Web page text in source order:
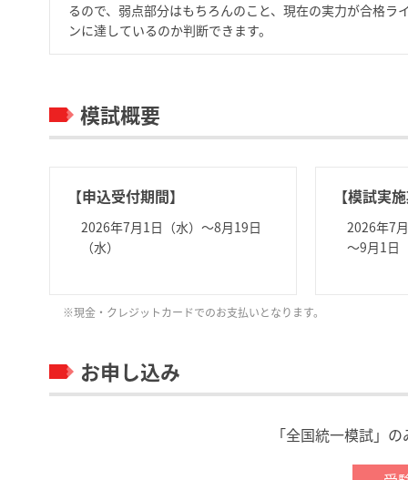
るので、弱点部分はもちろんのこと、現在の実力が合格ラ
ンに達しているのか判断できます。
模試概要
【申込受付期間】
2026年7月1日（水）～8月19日
（水）
【模試実
2026年7
～9月1日
※現金・クレジットカードでのお支払いとなります。
お申し込み
「全国統一模試」